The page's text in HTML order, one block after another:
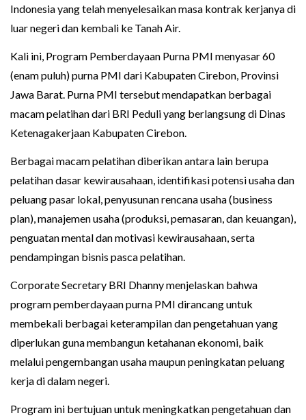
Indonesia yang telah menyelesaikan masa kontrak kerjanya di
luar negeri dan kembali ke Tanah Air.
‎Kali ini, Program Pemberdayaan Purna PMI menyasar 60
(enam puluh) purna PMI dari Kabupaten Cirebon, Provinsi
Jawa Barat. Purna PMI tersebut mendapatkan berbagai
macam pelatihan dari BRI Peduli yang berlangsung di Dinas
Ketenagakerjaan Kabupaten Cirebon.
‎Berbagai macam pelatihan diberikan antara lain berupa
pelatihan dasar kewirausahaan, identifikasi potensi usaha dan
peluang pasar lokal, penyusunan rencana usaha (business
plan), manajemen usaha (produksi, pemasaran, dan keuangan),
penguatan mental dan motivasi kewirausahaan, serta
pendampingan bisnis pasca pelatihan.
‎Corporate Secretary BRI Dhanny menjelaskan bahwa
program pemberdayaan purna PMI dirancang untuk
membekali berbagai keterampilan dan pengetahuan yang
diperlukan guna membangun ketahanan ekonomi, baik
melalui pengembangan usaha maupun peningkatan peluang
kerja di dalam negeri.
‎Program ini bertujuan untuk meningkatkan pengetahuan dan